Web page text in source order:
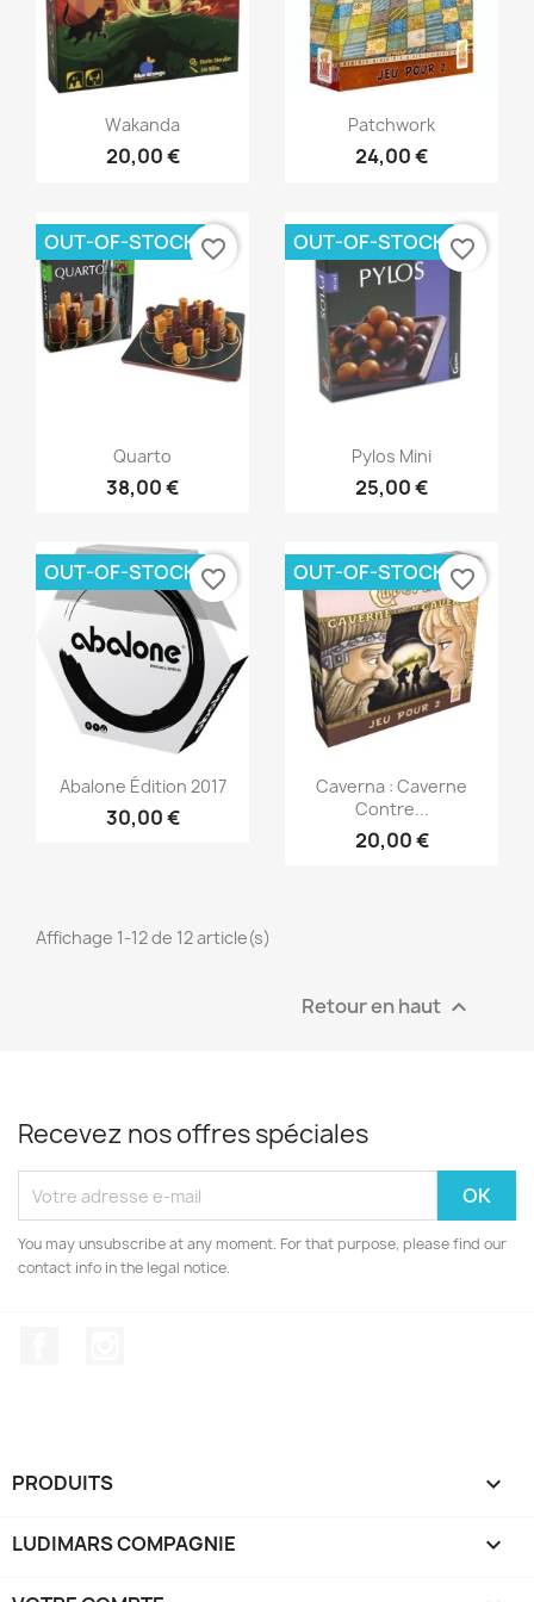
Aperçu rapide
Wakanda
20,00 €
Aperçu rapide
Patchwork
24,00 €
Aperçu rapide
Quarto
38,00 €
OUT-OF-STOCKfavorite_border
Aperçu rapide
Pylos Mini
25,00 €
OUT-OF-STOCKfavorite_border
Aperçu rapide
Abalone Édition 2017
30,00 €
OUT-OF-STOCK favorite_border
Aperçu rapide
Caverna : Caverne
Contre...
20,00 €
OUT-OF-STOCK favorite_border
Affichage 1-12 de 12 article(s)
Retour en haut 
Recevez nos offres spéciales
You may unsubscribe at any moment. For that purpose, please find our
contact info in the legal notice.
PRODUITS 
LUDIMARS COMPAGNIE 